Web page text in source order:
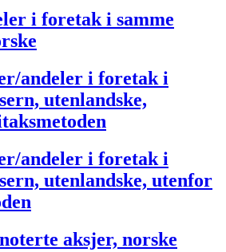
i foretak i samme
andeler i foretak i
utenlandske,
andeler i foretak i
utenlandske, utenfor
aksjer, norske